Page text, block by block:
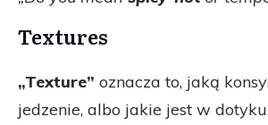
Textures
„Texture” oznacza to, jaką
jedzenie, albo jakie jest w